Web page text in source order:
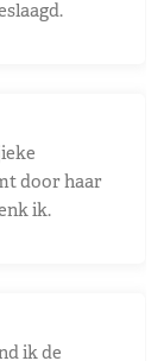
door haar
ik.
ik de